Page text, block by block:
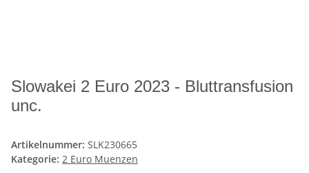
Slowakei 2 Euro 2023 - Bluttransfusion
unc.
Artikelnummer: SLK230665
Kategorie: 2 Euro Muenzen